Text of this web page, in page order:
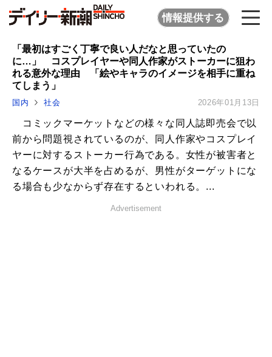
情報提供する
「最初はすごく丁寧で良い人だなと思っていたの
に…」 コスプレイヤーや同人作家がストーカーに狙わ
れる意外な理由 「絵やキャラのイメージを相手に重ね
てしまう」
国内 社会 2026年01月13日
コミックマーケットなどの様々な同人誌即売会で以
前から問題視されているのが、同人作家やコスプレイ
ヤーに対するストーカー行為である。女性が被害者と
なるケースが大半を占めるが、男性がターゲットにな
る場合も少なからず存在するといわれる。...
Advertisement